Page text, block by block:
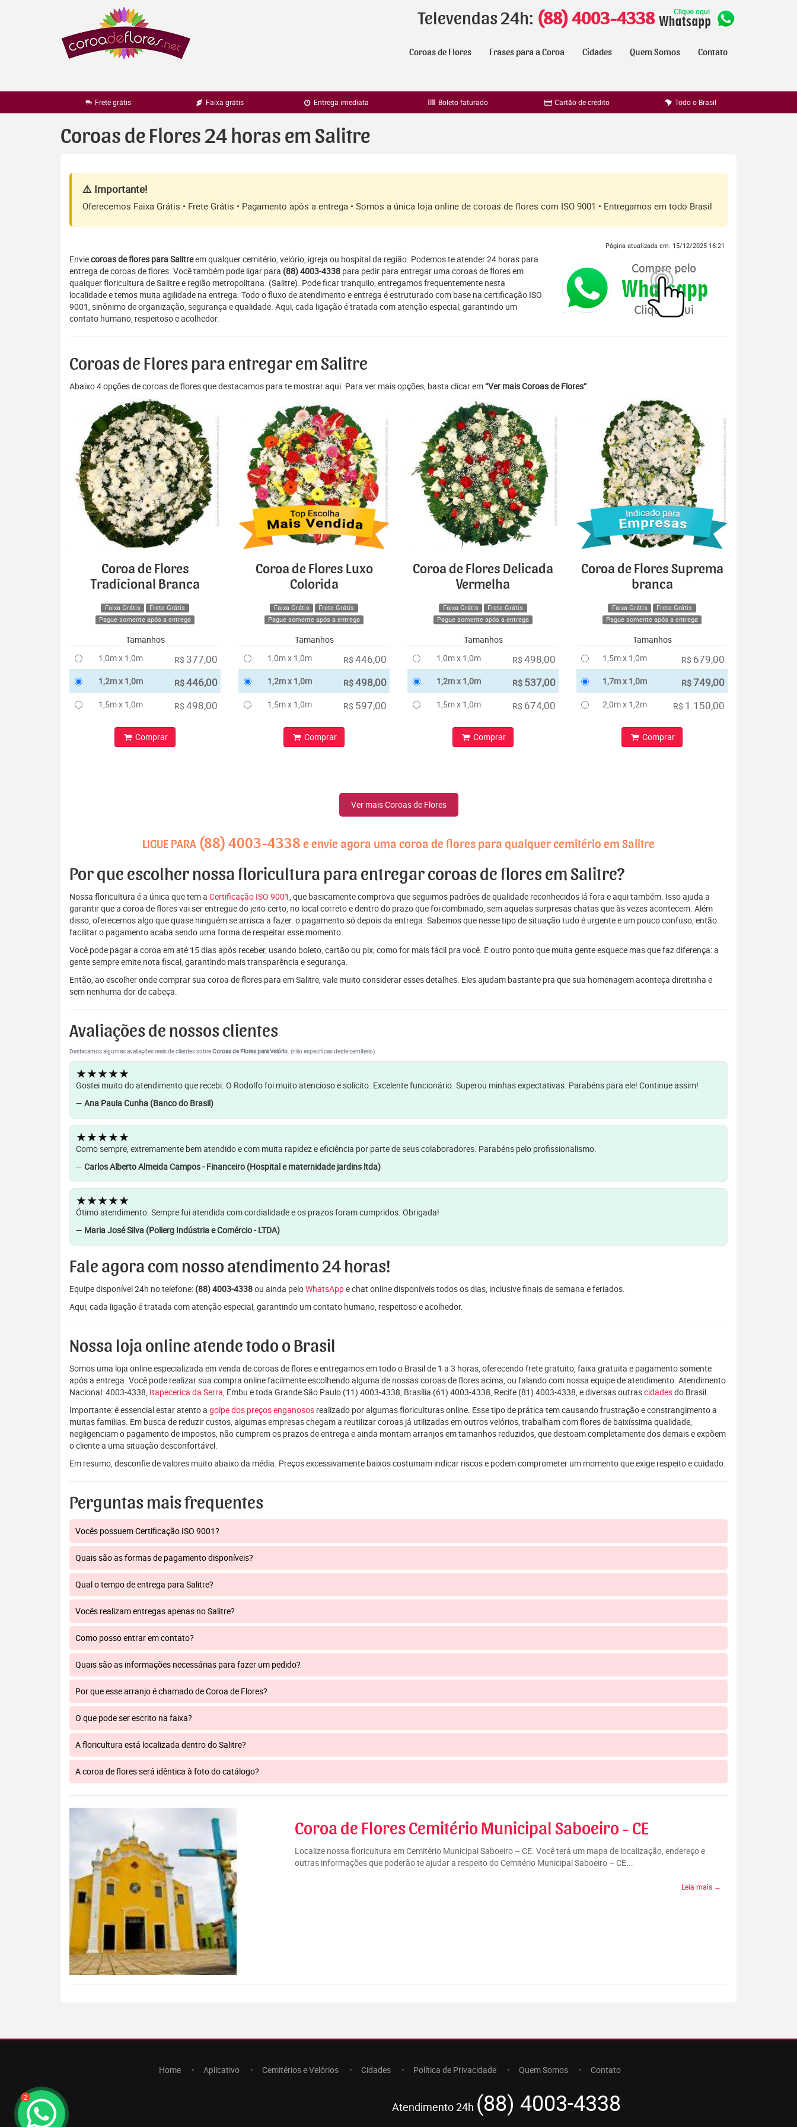
Televendas 24h: (88) 4003-4338
Coroas de Flores Frases para a Coroa Cidades Quem Somos Contato
2
Frete grátis Faixa grátis Entrega imediata Boleto faturado Cartão de crédito Todo o Brasil
Coroas de Flores 24 horas em Salitre
⚠️ Importante!
Oferecemos Faixa Grátis • Frete Grátis • Pagamento após a entrega • Somos a única loja online de coroas de flores com ISO 9001 • Entregamos em todo Brasil
Página atualizada em: 15/12/2025 16:21
Enviecoroas de flores para Salitreem qualquer cemitério, velório, igreja ou hospital da região. Podemos te atender 24 horas para
entrega de coroas de flores. Você também pode ligar para (88) 4003-4338 para pedir para entregar uma coroas de flores em
qualquer floricultura de Salitre e região metropolitana. (Salitre). Pode ficar tranquilo, entregamos frequentemente nesta
localidade e temos muita agilidade na entrega. Todo o fluxo de atendimento e entrega é estruturado com base na certificação ISO
9001, sinônimo de organização, segurança e qualidade. Aqui, cada ligação é tratada com atenção especial, garantindo um
contato humano, respeitoso e acolhedor.
Coroas de Flores para entregar em Salitre
Abaixo 4 opções de coroas de flores que destacamos para te mostrar aqui. Para ver mais opções, basta clicar em“Ver mais Coroas de Flores”.
Coroa de Flores
Tradicional Branca
Faixa Grátis
Frete Grátis
Pague somente após a entrega
Tamanhos
1,0m x 1,0m
R$ 377,00
1,2m x 1,0m R$446,00
1,5m x 1,0m R$ 498,00
Comprar
Coroa de Flores Luxo
Colorida
Faixa Grátis
Frete Grátis
Pague somente após a entrega
Tamanhos
1,0m x 1,0m
R$ 446,00
1,2m x 1,0m R$498,00
1,5m x 1,0m R$ 597,00
Comprar
Coroa de Flores Delicada
Vermelha
Faixa Grátis
Frete Grátis
Pague somente após a entrega
Tamanhos
1,0m x 1,0m
R$ 498,00
1,2m x 1,0m R$ 537,00
1,5m x 1,0m R$ 674,00
Comprar
Coroa de Flores Suprema
branca
Faixa Grátis
Frete Grátis
Pague somente após a entrega
Tamanhos
1,5m x 1,0m
R$ 679,00
1,7m x 1,0m R$749,00
2,0m x 1,2m R$ 1.150,00
Comprar
Ver mais Coroas de Flores
LIGUE PARA (88) 4003-4338 e envie agora uma coroa de flores para qualquer cemitério em Salitre
Por que escolher nossa floricultura para entregar coroas de flores em Salitre?
Nossa floricultura é a única que tem a Certificação ISO 9001, que basicamente comprova que seguimos padrões de qualidade reconhecidos lá fora e aqui também. Isso ajuda a
garantir que a coroa de flores vai ser entregue do jeito certo, no local correto e dentro do prazo que foi combinado, sem aquelas surpresas chatas que às vezes acontecem. Além
disso, oferecemos algo que quase ninguém se arrisca a fazer: o pagamento só depois da entrega. Sabemos que nesse tipo de situação tudo é urgente e um pouco confuso, então
facilitar o pagamento acaba sendo uma forma de respeitar esse momento.
Você pode pagar a coroa em até 15 dias após receber, usando boleto, cartão ou pix, como for mais fácil pra você. E outro ponto que muita gente esquece mas que faz diferença: a
gente sempre emite nota fiscal, garantindo mais transparência e segurança.
Então, ao escolher onde comprar sua coroa de flores para em Salitre, vale muito considerar esses detalhes. Eles ajudam bastante pra que sua homenagem aconteça direitinha e
sem nenhuma dor de cabeça.
Avaliações de nossos clientes
Destacamos algumas avaliações reais de clientes sobreCoroas de Flores para Velório. (não específicas deste cemitério).
★★★★★
Gostei muito do atendimento que recebi. O Rodolfo foi muito atencioso e solícito. Excelente funcionário. Superou minhas expectativas. Parabéns para ele! Continue assim!
— Ana Paula Cunha (Banco do Brasil)
★★★★★
Como sempre, extremamente bem atendido e com muita rapidez e eficiência por parte de seus colaboradores. Parabéns pelo profissionalismo.
— Carlos Alberto Almeida Campos - Financeiro (Hospital e maternidade jardins ltda)
★★★★★
Ótimo atendimento. Sempre fui atendida com cordialidade e os prazos foram cumpridos. Obrigada!
— Maria José Silva (Polierg Indústria e Comércio - LTDA)
Fale agora com nosso atendimento 24 horas!
Equipe disponível 24h no telefone: (88) 4003-4338ou ainda peloWhatsAppe chat online disponíveis todos os dias, inclusive finais de semana e feriados.
Aqui, cada ligação é tratada com atenção especial, garantindo um contato humano, respeitoso e acolhedor.
Nossa loja online atende todo o Brasil
Somos uma loja online especializada em venda de coroas de flores e entregamos em todo o Brasil de 1 a 3 horas, oferecendo frete gratuito, faixa gratuita e pagamento somente
após a entrega. Você pode realizar sua compra online facilmente escolhendo alguma de nossas coroas de flores acima, ou falando com nossa equipe de atendimento. Atendimento
Nacional: 4003-4338, Itapecerica da Serra, Embu e toda Grande São Paulo (11) 4003-4338, Brasília (61) 4003-4338, Recife (81) 4003-4338, e diversas outrascidadesdo Brasil.
Importante: é essencial estar atento a golpe dos preços enganosos realizado por algumas floriculturas online. Esse tipo de prática tem causando frustração e constrangimento a
muitas famílias. Em busca de reduzir custos, algumas empresas chegam a reutilizar coroas já utilizadas em outros velórios, trabalham com flores de baixíssima qualidade,
negligenciam o pagamento de impostos, não cumprem os prazos de entrega e ainda montam arranjos em tamanhos reduzidos, que destoam completamente dos demais e expõem
o cliente a uma situação desconfortável.
Em resumo, desconfie de valores muito abaixo da média. Preços excessivamente baixos costumam indicar riscos e podem comprometer um momento que exige respeito e cuidado.
Perguntas mais frequentes
Vocês possuem Certificação ISO 9001?
Quais são as formas de pagamento disponíveis?
Qual o tempo de entrega para Salitre?
Vocês realizam entregas apenas no Salitre?
Como posso entrar em contato?
Quais são as informações necessárias para fazer um pedido?
Por que esse arranjo é chamado de Coroa de Flores?
O que pode ser escrito na faixa?
A floricultura está localizada dentro do Salitre?
A coroa de flores será idêntica à foto do catálogo?
Coroa de Flores Cemitério Municipal Saboeiro - CE
Localize nossa floricultura em Cemitério Municipal Saboeiro – CE. Você terá um mapa de localização, endereço e
outras informações que poderão te ajudar a respeito do Cemitério Municipal Saboeiro – CE...
Leia mais →
Home Aplicativo Cemitérios e Velórios Cidades Política de Privacidade Quem Somos Contato
Atendimento 24h (88) 4003-4338